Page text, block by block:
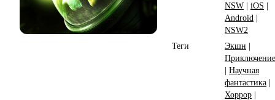
NSW | iOS |
Android |
NSW2
Теги
Экшн |
Приключение
| Научная
фантастика |
Хоррор |